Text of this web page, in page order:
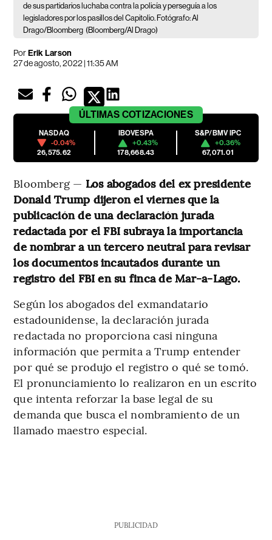
de sus partidarios luchaba contra la policía y perseguía a los
legisladores por los pasillos del Capitolio. Fotógrafo: Al
Drago/Bloomberg (Bloomberg/Al Drago)
PorErik Larson
27 de agosto, 2022 | 11:35 AM
ÚLTIMAS COTIZACIONES
NASDAQ
-0.04%
26,575.62
IBOVESPA
+0.43%
178,668.43
S&P/BMV IPC
+0.36%
67,071.01
Bloomberg — Los abogados del ex presidente
Donald Trump dijeron el viernes que la
publicación de una declaración jurada
redactada por el FBI subraya la importancia
de nombrar a un tercero neutral para revisar
los documentos incautados durante un
registro del FBI en su finca de Mar-a-Lago.
Según los abogados del exmandatario
estadounidense, la declaración jurada
redactada no proporciona casi ninguna
información que permita a Trump entender
por qué se produjo el registro o qué se tomó.
El pronunciamiento lo realizaron en un escrito
que intenta reforzar la base legal de su
demanda que busca el nombramiento de un
llamado maestro especial.
PUBLICIDAD